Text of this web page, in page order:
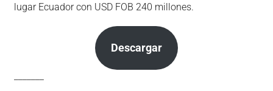
lugar Ecuador con USD FOB 240 millones.
Descargar